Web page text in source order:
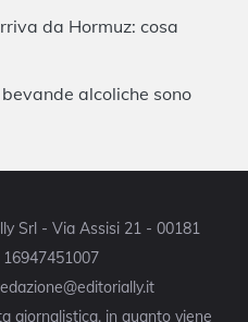
da Hormuz: cosa
alcoliche sono
Srl - Via Assisi 21 - 00181
giornalistica, in quanto viene